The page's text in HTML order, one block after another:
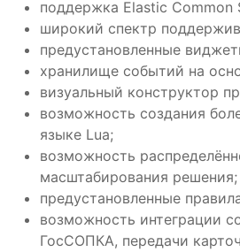
поддержка Elastic
широкий спектр
предустановленные
хранилище событий на
визуальный конструктор
возможность создания
языке Lua;
возможность
масштабирования решения;
предустановленные
возможность интеграции
ГосСОПКА, передачи